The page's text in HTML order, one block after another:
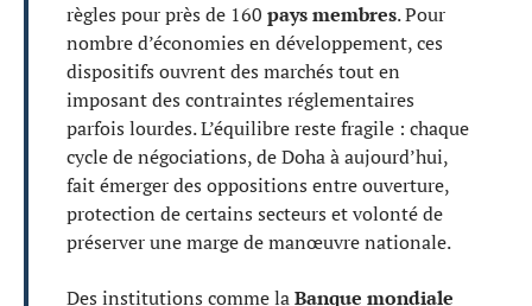
règles pour près de 160 pays membres. Pour
nombre d’économies en développement, ces
dispositifs ouvrent des marchés tout en
imposant des contraintes réglementaires
parfois lourdes. L’équilibre reste fragile : chaque
cycle de négociations, de Doha à aujourd’hui,
fait émerger des oppositions entre ouverture,
protection de certains secteurs et volonté de
préserver une marge de manœuvre nationale.
Des institutions comme laBanque mondiale